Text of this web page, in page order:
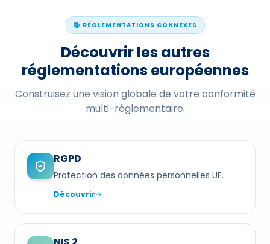
📚 RÉGLEMENTATIONS CONNEXES
Découvrir les autres
réglementations européennes
Construisez une vision globale de votre conformité
multi-réglementaire.
RGPD
Protection des données personnelles UE.
Découvrir